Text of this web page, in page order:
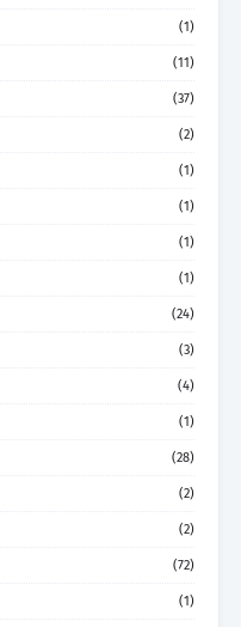
(1)
(11)
(37)
(2)
(1)
(1)
(1)
(1)
(24)
(3)
(4)
(1)
(28)
(2)
(2)
(72)
(1)